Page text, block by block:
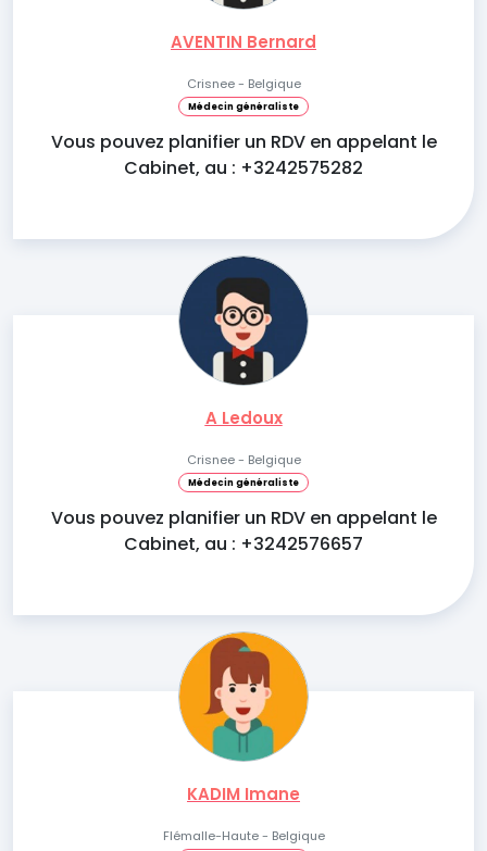
AVENTIN Bernard
Crisnee - Belgique
Médecin généraliste
Vous pouvez planifier un RDV en appelant le
Cabinet, au : +3242575282
A Ledoux
Crisnee - Belgique
Médecin généraliste
Vous pouvez planifier un RDV en appelant le
Cabinet, au : +3242576657
KADIM Imane
Flémalle-Haute - Belgique